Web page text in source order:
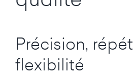
Précision,
flexibilité